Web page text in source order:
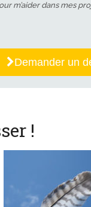
m’aider dans mes
Demander un
!